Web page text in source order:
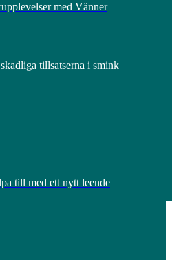
med Vänner
tillsatserna i smink
till med ett nytt leende